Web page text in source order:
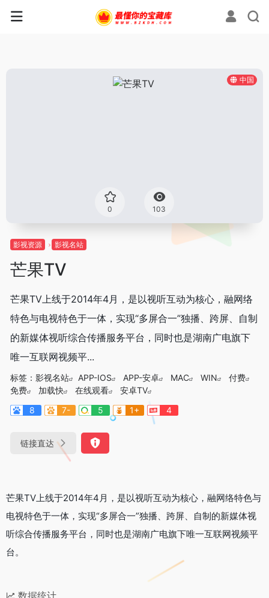
中国
0 103
影视资源 影视名站
芒果TV
芒果TV上线于2014年4月，是以视听互动为核心，融网络
特色与电视特色于一体，实现“多屏合一”独播、跨屏、自制
的新媒体视听综合传播服务平台，同时也是湖南广电旗下
唯一互联网视频平...
标签： 影视名站 APP-IOS APP-安卓 MAC WIN
付费
免费
加载快 在线观看
安卓TV
8
7- 5 1+ 4
链接直达
芒果TV上线于2014年4月，是以视听互动为核心，融网络特色与
电视特色于一体，实现“多屏合一”独播、跨屏、自制的新媒体视
听综合传播服务平台，同时也是湖南广电旗下唯一互联网视频平
台。
数据统计